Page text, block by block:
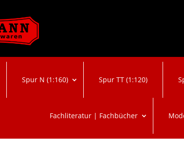
Spur N (1:160) Spur TT (1:120)
Fachliteratur | Fachbücher